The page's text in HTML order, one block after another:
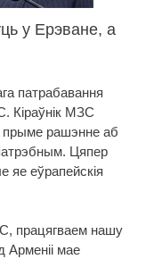
у Ерэване, а
патрабавання
Кіраўнік МЗС
рашэнне аб
Цяпер
яе еўрапейскія
працягваем нашу
Арменіі мае